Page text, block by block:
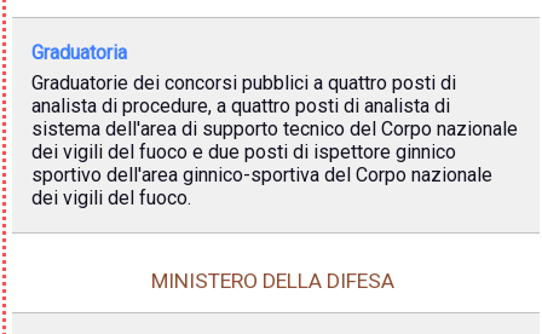
Graduatoria
Graduatorie dei concorsi pubblici a quattro posti di
analista di procedure, a quattro posti di analista di
sistema dell'area di supporto tecnico del Corpo nazionale
dei vigili del fuoco e due posti di ispettore ginnico
sportivo dell'area ginnico-sportiva del Corpo nazionale
dei vigili del fuoco.
MINISTERO DELLA DIFESA